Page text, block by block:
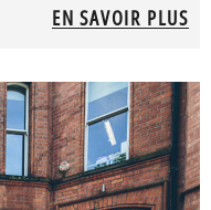
EN SAVOIR PLUS